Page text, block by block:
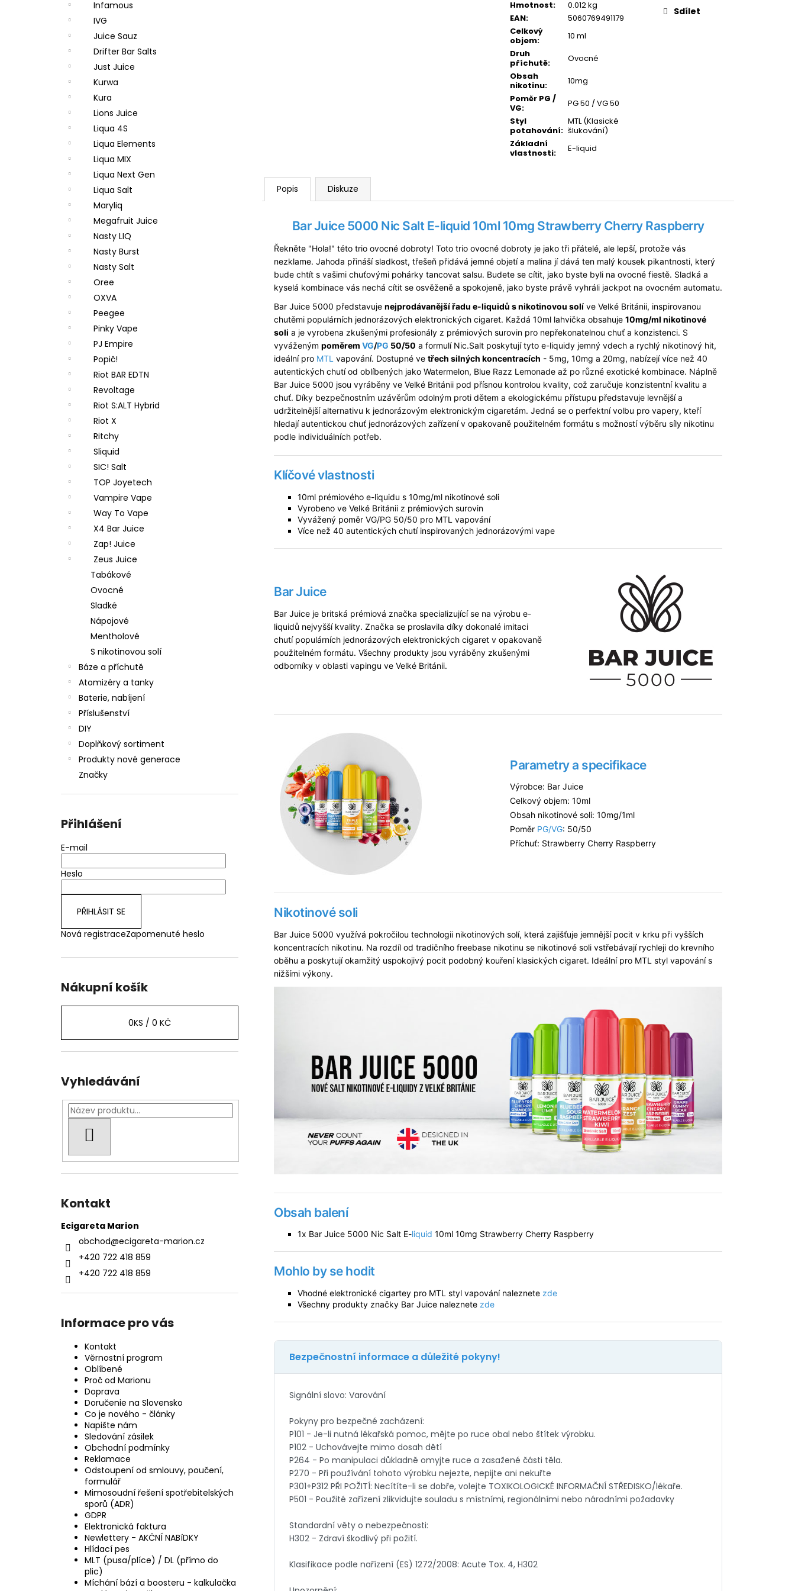
Infamous
IVG
Juice Sauz
Drifter Bar Salts
Just Juice
Kurwa
Kura
Lions Juice
Liqua 4S
Liqua Elements
Liqua MIX
Liqua Next Gen
Liqua Salt
Maryliq
Megafruit Juice
Nasty LIQ
Nasty Burst
Nasty Salt
Oree
OXVA
Peegee
Pinky Vape
PJ Empire
Popič!
Riot BAR EDTN
Revoltage
Riot S:ALT Hybrid
Riot X
Ritchy
Sliquid
SIC! Salt
TOP Joyetech
Vampire Vape
Way To Vape
X4 Bar Juice
Zap! Juice
Zeus Juice
Tabákové
Ovocné
Sladké
Nápojové
Mentholové
S nikotinovou solí
Báze a příchutě
Atomizéry a tanky
Baterie, nabíjení
Příslušenství
DIY
Doplňkový sortiment
Produkty nové generace
Značky
Přihlášení
E-mail
Heslo
PŘIHLÁSIT SE
Nová registraceZapomenuté heslo
Nákupní košík
0KS / 0 KČ
Vyhledávání
Kontakt
Ecigareta Marion
obchod@ecigareta-marion.cz
+420 722 418 859
+420 722 418 859
Informace pro vás
Kontakt
Věrnostní program
Oblíbené
Proč od Marionu
Doprava
Doručenie na Slovensko
Co je nového - články
Napište nám
Sledování zásilek
Obchodní podmínky
Reklamace
Odstoupení od smlouvy, poučení,
formulář
Mimosoudní řešení spotřebitelských
sporů (ADR)
GDPR
Elektronická faktura
Newlettery - AKČNÍ NABíDKY
Hlídací pes
MLT (pusa/plíce) / DL (přímo do
plic)
Míchání bází a boosteru - kalkulačka
Hmotnost:
0.012 kg
EAN:
5060769491179
Celkový
objem:
10 ml
Druh
příchutě:
Ovocné
Obsah
nikotinu:
10mg
Poměr PG /
VG:
PG 50 / VG 50
Styl
potahování:
MTL (Klasické
šlukování)
Základní
vlastnosti: E-liquid
Sdílet
Popis Diskuze
Bar Juice 5000 Nic Salt E-liquid 10ml 10mg Strawberry Cherry Raspberry
Řekněte "Hola!" této trio ovocné dobroty! Toto trio ovocné dobroty je jako tři přátelé, ale lepší, protože vás
nezklame. Jahoda přináší sladkost, třešeň přidává jemné objetí a malina jí dává ten malý kousek pikantnosti, který
bude chtít s vašimi chuťovými pohárky tancovat salsu. Budete se cítit, jako byste byli na ovocné fiestě. Sladká a
kyselá kombinace vás nechá cítit se osvěženě a spokojeně, jako byste právě vyhráli jackpot na ovocném automatu.
Bar Juice 5000 představuje nejprodávanější řadu e-liquidů s nikotinovou solí ve Velké Británii, inspirovanou
chutěmi populárních jednorázových elektronických cigaret. Každá 10ml lahvička obsahuje 10mg/ml nikotinové
soli a je vyrobena zkušenými profesionály z prémiových surovin pro nepřekonatelnou chuť a konzistenci. S
vyváženým poměrem VG/PG 50/50 a formulí Nic.Salt poskytují tyto e-liquidy jemný vdech a rychlý nikotinový hit,
ideální pro MTL vapování. Dostupné ve třech silných koncentracích - 5mg, 10mg a 20mg, nabízejí více než 40
autentických chutí od oblíbených jako Watermelon, Blue Razz Lemonade až po různé exotické kombinace. Náplně
Bar Juice 5000 jsou vyráběny ve Velké Británii pod přísnou kontrolou kvality, což zaručuje konzistentní kvalitu a
chuť. Díky bezpečnostním uzávěrům odolným proti dětem a ekologickému přístupu představuje levnější a
udržitelnější alternativu k jednorázovým elektronickým cigaretám. Jedná se o perfektní volbu pro vapery, kteří
hledají autentickou chuť jednorázových zařízení v opakovaně použitelném formátu s možností výběru síly nikotinu
podle individuálních potřeb.
Klíčové vlastnosti
10ml prémiového e-liquidu s 10mg/ml nikotinové soli
Vyrobeno ve Velké Británii z prémiových surovin
Vyvážený poměr VG/PG 50/50 pro MTL vapování
Více než 40 autentických chutí inspirovaných jednorázovými vape
Bar Juice
Bar Juice je britská prémiová značka specializující se na výrobu e-
liquidů nejvyšší kvality. Značka se proslavila díky dokonalé imitaci
chutí populárních jednorázových elektronických cigaret v opakovaně
použitelném formátu. Všechny produkty jsou vyráběny zkušenými
odborníky v oblasti vapingu ve Velké Británii.
Parametry a specifikace
Výrobce: Bar Juice
Celkový objem: 10ml
Obsah nikotinové soli: 10mg/1ml
Poměr PG/VG: 50/50
Příchuť: Strawberry Cherry Raspberry
Nikotinové soli
Bar Juice 5000 využívá pokročilou technologii nikotinových solí, která zajišťuje jemnější pocit v krku při vyšších
koncentracích nikotinu. Na rozdíl od tradičního freebase nikotinu se nikotinové soli vstřebávají rychleji do krevního
oběhu a poskytují okamžitý uspokojivý pocit podobný kouření klasických cigaret. Ideální pro MTL styl vapování s
nižšími výkony.
Obsah balení
1x Bar Juice 5000 Nic Salt E-liquid 10ml 10mg Strawberry Cherry Raspberry
Mohlo by se hodit
Vhodné elektronické cigartey pro MTL styl vapování naleznete zde
Všechny produkty značky Bar Juice naleznete zde